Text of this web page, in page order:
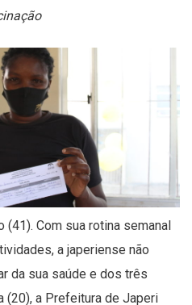
(41). Com sua rotina semanal
a japeriense não
da sua saúde e dos três
(20), a Prefeitura de Japeri